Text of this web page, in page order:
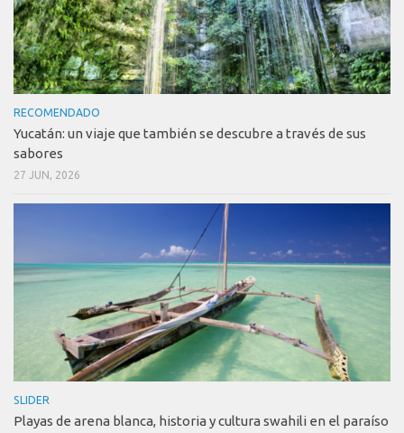
RECOMENDADO
Yucatán: un viaje que también se descubre a través de sus
sabores
27 JUN, 2026
SLIDER
Playas de arena blanca, historia y cultura swahili en el paraíso